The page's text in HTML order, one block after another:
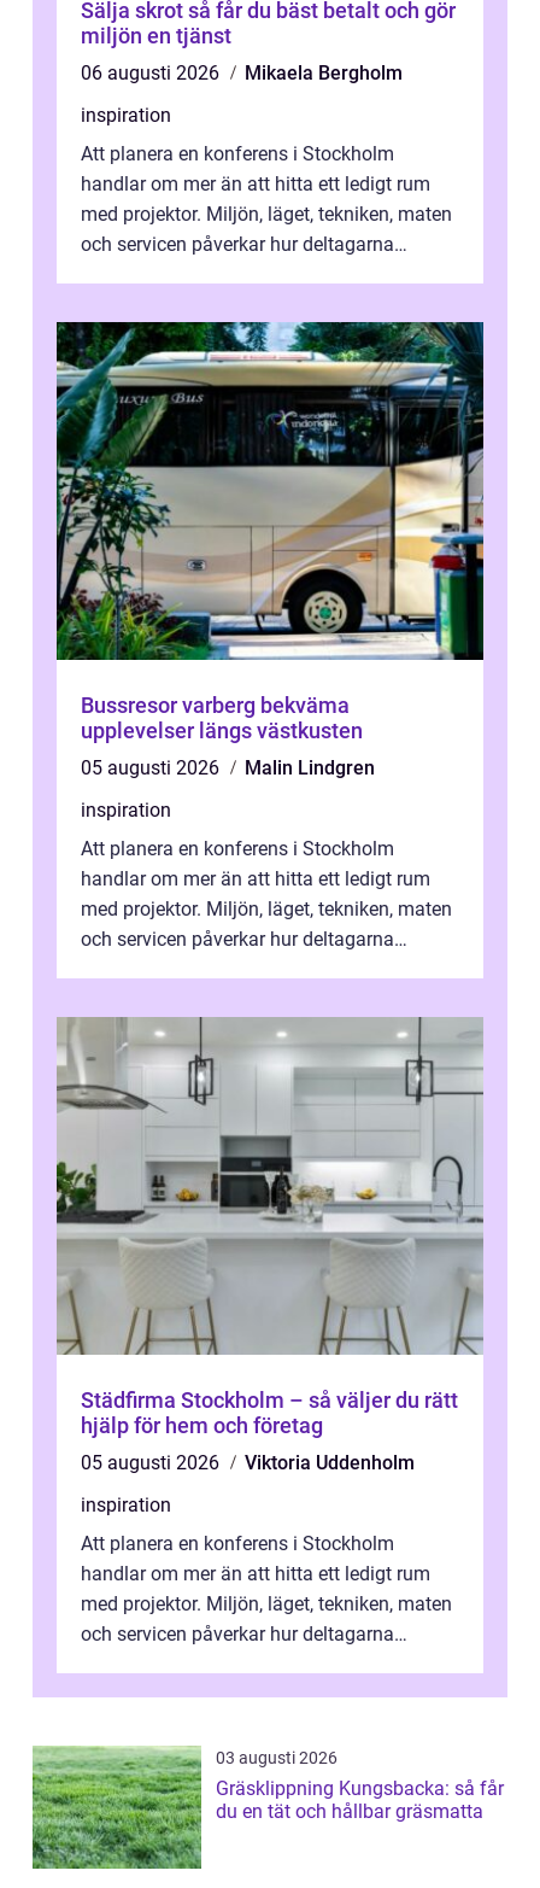
Sälja skrot så får du bäst betalt och gör
miljön en tjänst
06 augusti 2026
Mikaela Bergholm
inspiration
Att planera en konferens i Stockholm
handlar om mer än att hitta ett ledigt rum
med projektor. Miljön, läget, tekniken, maten
och servicen påverkar hur deltagarna
Bussresor varberg bekväma
upplevelser längs västkusten
05 augusti 2026
Malin Lindgren
inspiration
Att planera en konferens i Stockholm
handlar om mer än att hitta ett ledigt rum
med projektor. Miljön, läget, tekniken, maten
och servicen påverkar hur deltagarna
Städfirma Stockholm – så väljer du rätt
hjälp för hem och företag
05 augusti 2026
Viktoria Uddenholm
inspiration
Att planera en konferens i Stockholm
handlar om mer än att hitta ett ledigt rum
med projektor. Miljön, läget, tekniken, maten
och servicen påverkar hur deltagarna
03 augusti 2026
Gräsklippning Kungsbacka: så får
du en tät och hållbar gräsmatta